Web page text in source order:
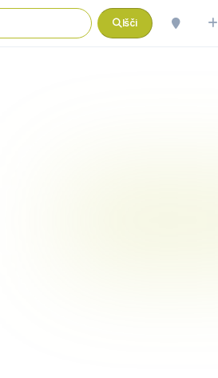
Išči